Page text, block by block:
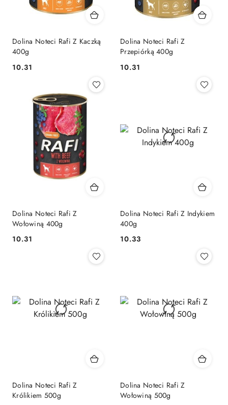
Dolina Noteci Rafi Z Kaczką
400g
Cena:
10.31
Dolina Noteci Rafi Z
Przepiórką 400g
Cena:
10.31
Dolina Noteci Rafi Z
Wołowiną 400g
Cena:
10.31
Dolina Noteci Rafi Z Indykiem
400g
Cena:
10.33
Dolina Noteci Rafi Z
Królikiem 500g
Dolina Noteci Rafi Z
Wołowiną 500g